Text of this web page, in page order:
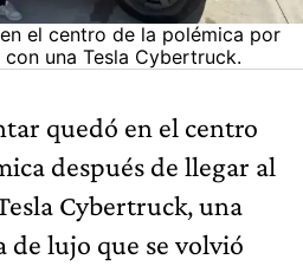
el centro de la polémica por
una Tesla Cybertruck.
quedó en el centro
después de llegar al
Cybertruck, una
de lujo que se volvió